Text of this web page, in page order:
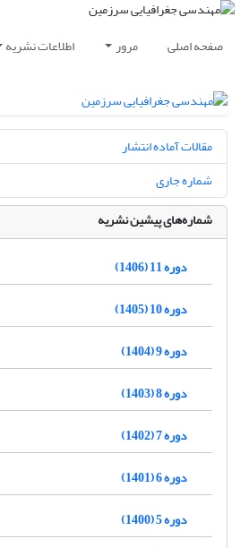
صفحه اصلی مرور اطلاعات نشریه
مقالات آماده انتشار
شماره جاری
شماره‌های پیشین نشریه
دوره 11 (1406)
دوره 10 (1405)
دوره 9 (1404)
دوره 8 (1403)
دوره 7 (1402)
دوره 6 (1401)
دوره 5 (1400)